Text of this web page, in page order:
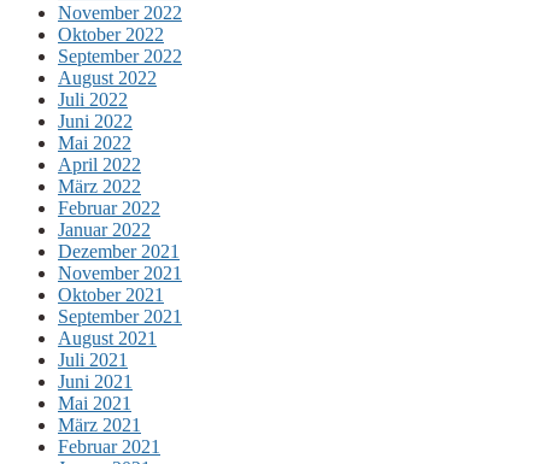
November 2022
Oktober 2022
September 2022
August 2022
Juli 2022
Juni 2022
Mai 2022
April 2022
März 2022
Februar 2022
Januar 2022
Dezember 2021
November 2021
Oktober 2021
September 2021
August 2021
Juli 2021
Juni 2021
Mai 2021
März 2021
Februar 2021